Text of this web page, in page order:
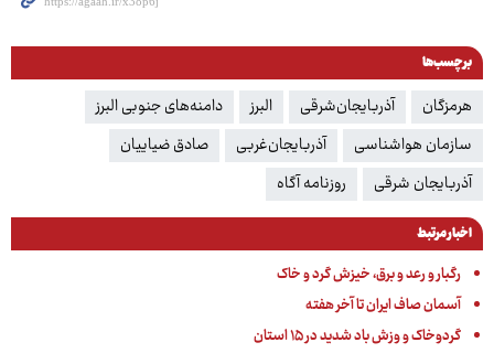
برچسب‌ها
هرمزگان آذربایجان‌شرقی البرز
دامنه‌های جنوبی البرز
سازمان هواشناسی
آذربایجان‌غربی
صادق ضیاییان
آذربایجان شرقی
روزنامه آگاه
اخبار مرتبط
رگبار و رعد و برق، خیزش گرد و خاک
آسمان صاف ایران تا آخر هفته
گردوخاک و وزش باد شدید در ۱۵ استان